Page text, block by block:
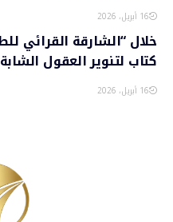
16 أبريل، 2026
كتاب لتنوير العقول الشابة
16 أبريل، 2026